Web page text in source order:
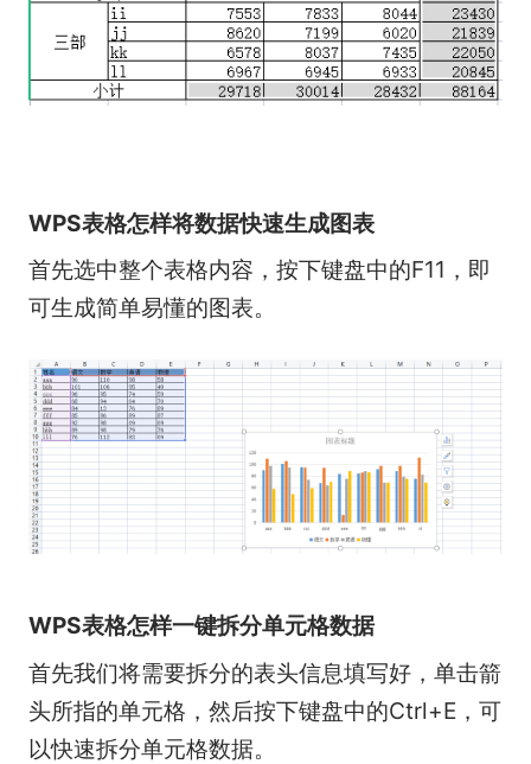
WPS表格怎样将数据快速生成图表
首先选中整个表格内容，按下键盘中的F11，即
可生成简单易懂的图表。
WPS表格怎样一键拆分单元格数据
首先我们将需要拆分的表头信息填写好，单击箭
头所指的单元格，然后按下键盘中的Ctrl+E，可
以快速拆分单元格数据。